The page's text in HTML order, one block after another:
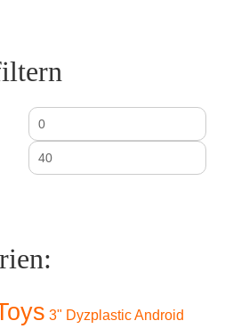
Min.
Preis
3" Dyzplastic Android